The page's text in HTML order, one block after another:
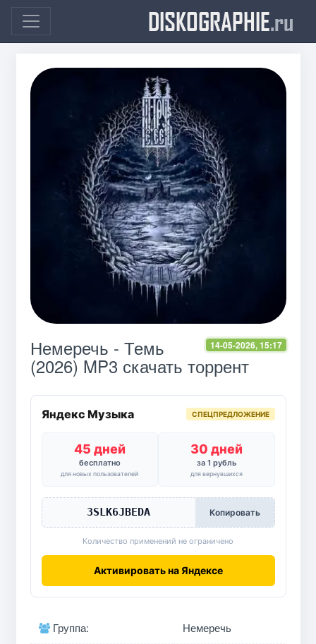
DISKOGRAPHIE.ru
14-05-2026, 15:17
Немеречь - Темь
(2026) MP3 скачать торрент
Яндекс Музыка СПЕЦПРЕДЛОЖЕНИЕ
45 дней
бесплатно
для новых пользователей
30 дней
за 1 рубль
для вернувшихся
3SLK6JBEDA Копировать
Количество применений не ограничено
Активировать на Яндексе
Группа: Немеречь